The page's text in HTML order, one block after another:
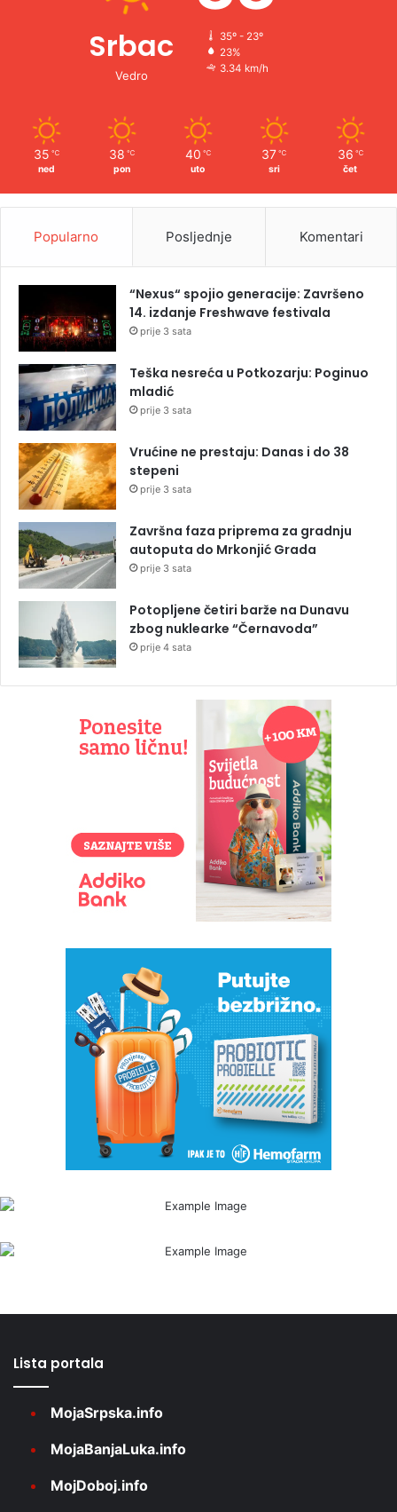
Srbac
Vedro
35º - 23º
23%
3.34 km/h
35 ℃
ned
38 ℃
pon
40 ℃
uto
37 ℃
sri
36 ℃
čet
Popularno Posljednje Komentari
“Nexus“ spojio generacije: Završeno
14. izdanje Freshwave festivala
prije 3 sata
Teška nesreća u Potkozarju: Poginuo
mladić
prije 3 sata
Vrućine ne prestaju: Danas i do 38
stepeni
prije 3 sata
Završna faza priprema za gradnju
autoputa do Mrkonjić Grada
prije 3 sata
Potopljene četiri barže na Dunavu
zbog nuklearke “Černavoda”
prije 4 sata
Lista portala
MojaSrpska.info
MojaBanjaLuka.info
MojDoboj.info